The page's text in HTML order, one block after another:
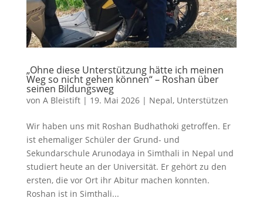
„Ohne diese Unterstützung hätte ich meinen
Weg so nicht gehen können“ – Roshan über
seinen Bildungsweg
von A Bleistift| 19. Mai 2026| Nepal, Unterstützen
Wir haben uns mit Roshan Budhathoki getroffen. Er
ist ehemaliger Schüler der Grund- und
Sekundarschule Arunodaya in Simthali in Nepal und
studiert heute an der Universität. Er gehört zu den
ersten, die vor Ort ihr Abitur machen konnten.
Roshan ist in Simthali...